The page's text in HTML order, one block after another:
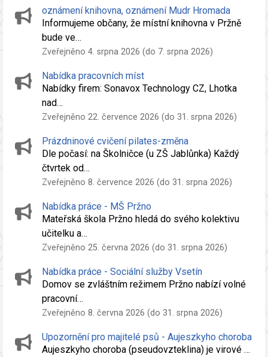
oznámení knihovna, oznámení Mudr Hromada
Informujeme občany, že místní knihovna v Pržně
bude ve…
Zveřejněno 4. srpna 2026 (do 7. srpna 2026)
Nabídka pracovních míst
Nabídky firem: Sonavox Technology CZ, Lhotka
nad…
Zveřejněno 22. července 2026 (do 31. srpna 2026)
Prázdninové cvičení pilates-změna
Dle počasí: na Školničce (u ZŠ Jablůnka) Každý
čtvrtek od…
Zveřejněno 8. července 2026 (do 31. srpna 2026)
Nabídka práce - MŠ Pržno
Mateřská škola Pržno hledá do svého kolektivu
učitelku a…
Zveřejněno 25. června 2026 (do 31. srpna 2026)
Nabídka práce - Sociální služby Vsetín
Domov se zvláštním režimem Pržno nabízí volné
pracovní…
Zveřejněno 8. června 2026 (do 31. srpna 2026)
Upozornění pro majitelé psů - Aujeszkyho choroba
Aujeszkyho choroba (pseudovzteklina) je virové …